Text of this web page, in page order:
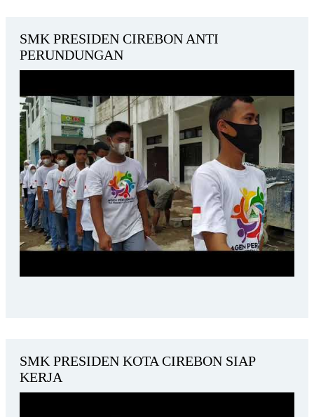
SMK PRESIDEN CIREBON ANTI
PERUNDUNGAN
SMK PRESIDEN KOTA CIREBON SIAP
KERJA